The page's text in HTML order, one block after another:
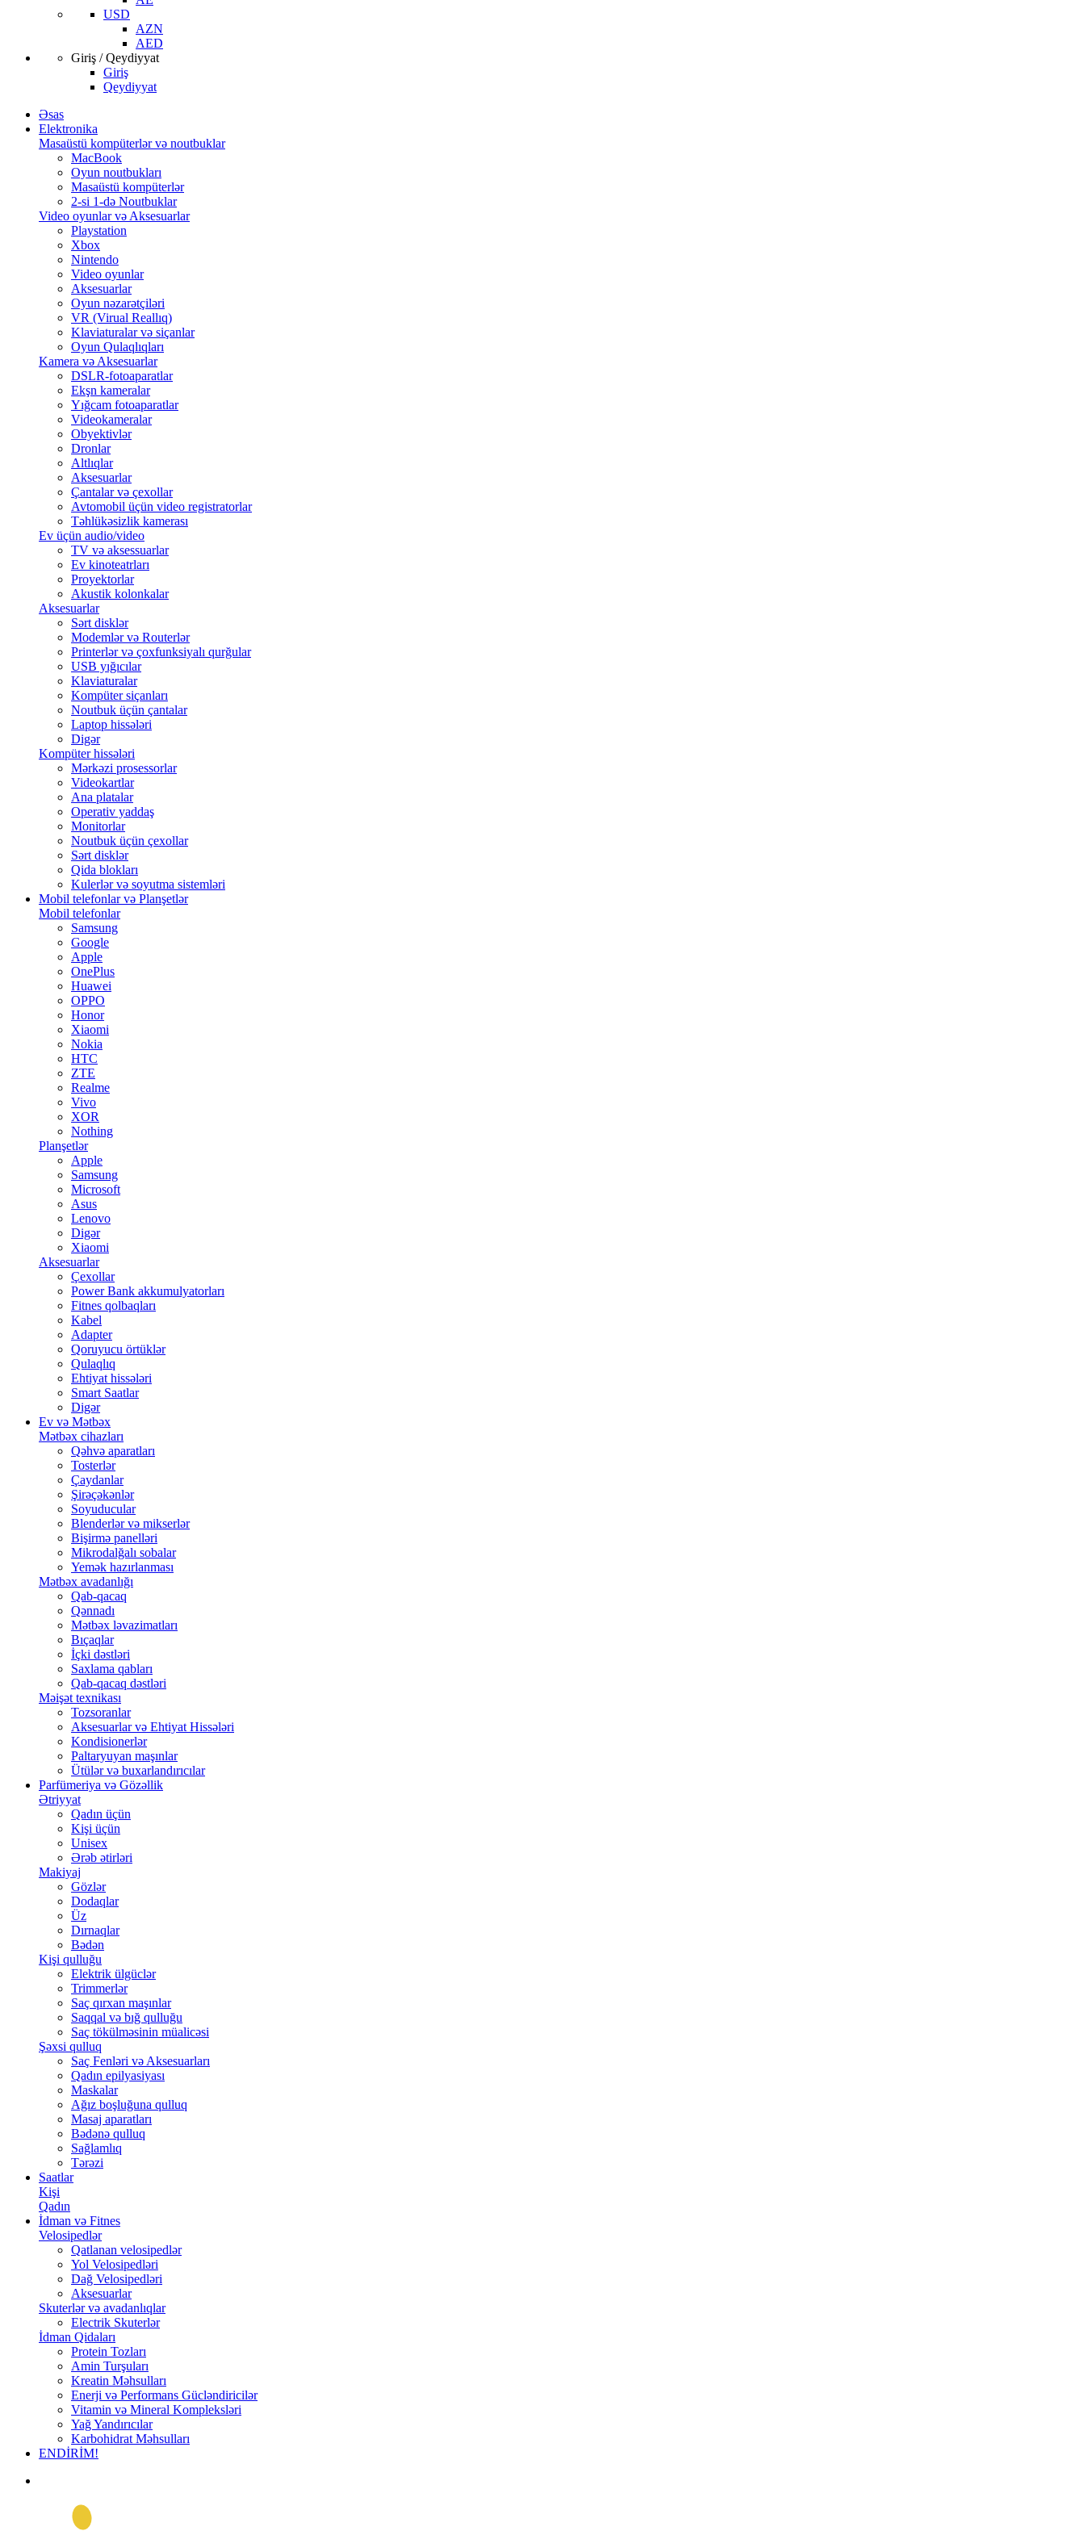
USD
AZN
AED
Giriş / Qeydiyyat
Giriş
Qeydiyyat
Əsas
Elektronika
Masaüstü kompüterlər və noutbuklar
MacBook
Oyun noutbukları
Masaüstü kompüterlər
2-si 1-də Noutbuklar
Video oyunlar və Aksesuarlar
Playstation
Xbox
Nintendo
Video oyunlar
Aksesuarlar
Oyun nəzarətçiləri
VR (Virual Reallıq)
Klaviaturalar və siçanlar
Oyun Qulaqlıqları
Kamera və Aksesuarlar
DSLR-fotoaparatlar
Ekşn kameralar
Yığcam fotoaparatlar
Videokameralar
Obyektivlər
Dronlar
Altlıqlar
Aksesuarlar
Çantalar və çexollar
Avtomobil üçün video registratorlar
Təhlükəsizlik kamerası
Ev üçün audio/video
TV və aksessuarlar
Ev kinoteatrları
Proyektorlar
Akustik kolonkalar
Aksesuarlar
Sərt disklər
Modemlər və Routerlər
Printerlər və çoxfunksiyalı qurğular
USB yığıcılar
Klaviaturalar
Kompüter siçanları
Noutbuk üçün çantalar
Laptop hissələri
Digər
Kompüter hissələri
Mərkəzi prosessorlar
Videokartlar
Ana platalar
Operativ yaddaş
Monitorlar
Noutbuk üçün çexollar
Sərt disklər
Qida blokları
Kulerlər və soyutma sistemləri
Mobil telefonlar və Planşetlər
Mobil telefonlar
Samsung
Google
Apple
OnePlus
Huawei
OPPO
Honor
Xiaomi
Nokia
HTC
ZTE
Realme
Vivo
XOR
Nothing
Planşetlər
Apple
Samsung
Microsoft
Asus
Lenovo
Digər
Xiaomi
Aksesuarlar
Çexollar
Power Bank akkumulyatorları
Fitnes qolbaqları
Kabel
Adapter
Qoruyucu örtüklər
Qulaqlıq
Ehtiyat hissələri
Smart Saatlar
Digər
Ev və Mətbəx
Mətbəx cihazları
Qəhvə aparatları
Tosterlər
Çaydanlar
Şirəçəkənlər
Soyuducular
Blenderlər və mikserlər
Bişirmə panelləri
Mikrodalğalı sobalar
Yemək hazırlanması
Mətbəx avadanlığı
Qab-qacaq
Qənnadı
Mətbəx ləvazimatları
Bıçaqlar
İçki dəstləri
Saxlama qabları
Qab-qacaq dəstləri
Məişət texnikası
Tozsoranlar
Aksesuarlar və Ehtiyat Hissələri
Kondisionerlər
Paltaryuyan maşınlar
Ütülər və buxarlandırıcılar
Parfümeriya və Gözəllik
Ətriyyat
Qadın üçün
Kişi üçün
Unisex
Ərəb ətirləri
Makiyaj
Gözlər
Dodaqlar
Üz
Dırnaqlar
Bədən
Kişi qulluğu
Elektrik ülgüclər
Trimmerlər
Saç qırxan maşınlar
Saqqal və bığ qulluğu
Saç tökülməsinin müalicəsi
Şəxsi qulluq
Saç Fenləri və Aksesuarları
Qadın epilyasiyası
Maskalar
Ağız boşluğuna qulluq
Masaj aparatları
Bədənə qulluq
Sağlamlıq
Tərəzi
Saatlar
Kişi
Qadın
İdman və Fitnes
Velosipedlər
Qatlanan velosipedlər
Yol Velosipedləri
Dağ Velosipedləri
Aksesuarlar
Skuterlər və avadanlıqlar
Electrik Skuterlər
İdman Qidaları
Protein Tozları
Amin Turşuları
Kreatin Məhsulları
Enerji və Performans Gücləndiricilər
Vitamin və Mineral Kompleksləri
Yağ Yandırıcılar
Karbohidrat Məhsulları
ENDİRİM!